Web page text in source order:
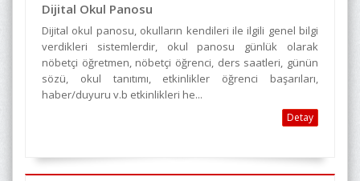
Dijital Okul Panosu
Dijital okul panosu, okulların kendileri ile ilgili genel bilgi
verdikleri sistemlerdir, okul panosu günlük olarak
nöbetçi öğretmen, nöbetçi öğrenci, ders saatleri, günün
sözü, okul tanıtımı, etkinlikler öğrenci başarıları,
haber/duyuru v.b etkinlikleri he...
Detay